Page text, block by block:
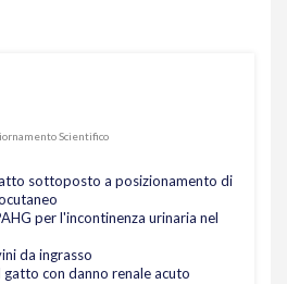
Scientifico
sottoposto a posizionamento di
per l'incontinenza urinaria nel
da ingrasso
con danno renale acuto